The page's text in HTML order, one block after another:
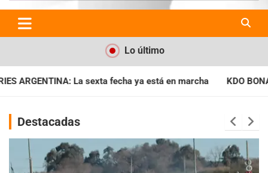
Argentina
Lo último
ya está en marcha KDO BONAERENSE: Con la vara bien
Destacadas